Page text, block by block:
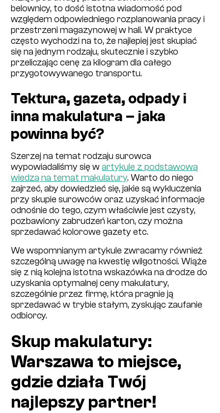
belownicy, to dość istotna wiadomość pod
względem odpowiedniego rozplanowania pracy i
przestrzeni magazynowej w hali. W praktyce
często wychodzi na to, że najlepiej jest skupiać
się na jednym rodzaju, skutecznie i szybko
przeliczając cenę za kilogram dla całego
przygotowywanego transportu.
Tektura, gazeta, odpady i
inna makulatura – jaka
powinna być?
Szerzej na temat rodzaju surowca
wypowiadaliśmy się wartykule z podstawową
wiedzą na temat makulatury. Warto do niego
zajrzeć, aby dowiedzieć się, jakie są wykluczenia
przy skupie surowców oraz uzyskać informacje
odnośnie do tego, czym właściwie jest czysty,
pozbawiony zabrudzeń karton, czy można
sprzedawać kolorowe gazety etc.
We wspomnianym artykule zwracamy również
szczególną uwagę na kwestię wilgotności. Wiąże
się z nią kolejna istotna wskazówka na drodze do
uzyskania optymalnej ceny makulatury,
szczególnie przez firmę, która pragnie ją
sprzedawać w trybie stałym, zyskując zaufanie
odbiorcy.
Skup makulatury:
Warszawa to miejsce,
gdzie działa Twój
najlepszy partner!